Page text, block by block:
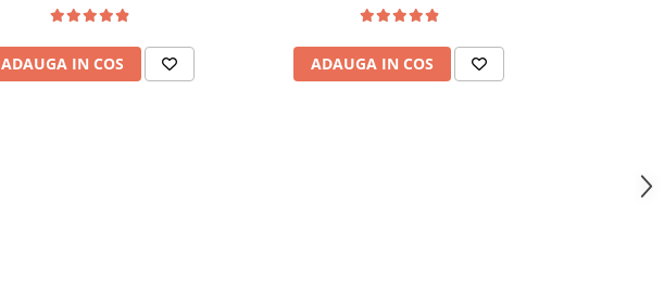
ADAUGA IN COS ADAUGA IN COS